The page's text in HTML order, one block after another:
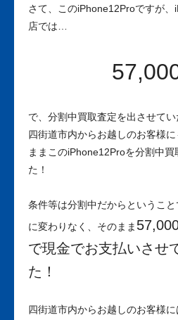
さて、このiPhone12Proですが
店では…
で、分割中買取査定を出させてい
四街道市内からお越しのお客様
ままこのiPhone12Proを分割中買
た！
条件等は分割中だからというこ
に変わりなく、そのまま
で現金でお支払いさせ
た！
四街道市内からお越しのお客様に